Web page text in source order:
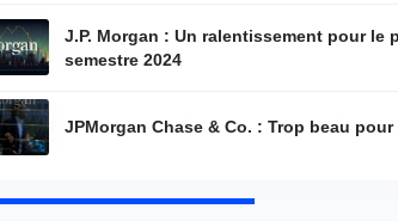
J.P. Morgan : Un ralentissement pour le
semestre 2024
JPMorgan Chase & Co. : Trop beau